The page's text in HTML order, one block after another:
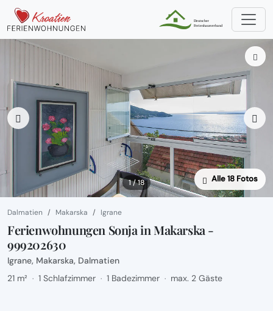
1 / 18 Alle 18 Fotos
Dalmatien Makarska Igrane
Ferienwohnungen Sonja in Makarska -
999202630
Igrane, Makarska, Dalmatien
21 m² · 1 Schlafzimmer · 1 Badezimmer · max. 2 Gäste